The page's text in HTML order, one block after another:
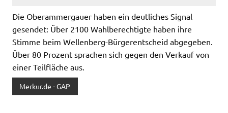
Die Oberammergauer haben ein deutliches Signal
gesendet: Über 2100 Wahlberechtigte haben ihre
Stimme beim Wellenberg-Bürgerentscheid abgegeben.
Über 80 Prozent sprachen sich gegen den Verkauf von
einer Teilfläche aus.
Merkur.de - GAP